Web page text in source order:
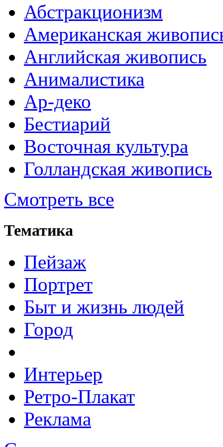
Абстракционизм
Американская
Английская живопись
Анималистика
Ар-деко
Бестиарий
Восточная культура
Голландская живопись
Смотреть все
Тематика
Пейзаж
Портрет
Быт и жизнь людей
Город
Интерьер
Ретро-Плакат
Реклама